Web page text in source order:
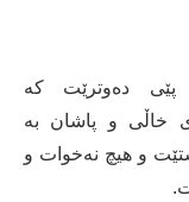
پێی دەوترێت كە
خاڵی و پاشان بە
60 خولەك بوەستێت و هیچ نەخوات و